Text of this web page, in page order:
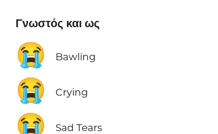
Γνωστός και ως
😭 Bawling
😭 Crying
😭 Sad Tears